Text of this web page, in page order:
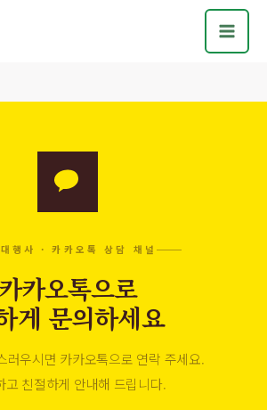
행사 · 카카오톡 상담 채널
카카오톡으로
게 문의하세요
러우시면 카카오톡으로 연락 주세요.
고 친절하게 안내해 드립니다.